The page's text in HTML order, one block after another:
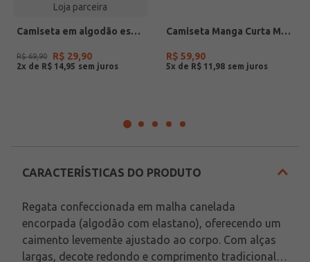
Loja parceira
Camiseta em algodão estampa french riviera
R$ 69,90 R$ 29,90
2x de R$ 14 95
Camiseta Manga Curta Masculina NATURAL
R$ 59,90
5x de R$ 11 98
CARACTERÍSTICAS DO PRODUTO
Regata confeccionada em malha canelada
encorpada (algodão com elastano), oferecendo um
caimento levemente ajustado ao corpo. Com alças
largas, decote redondo e comprimento tradicional,